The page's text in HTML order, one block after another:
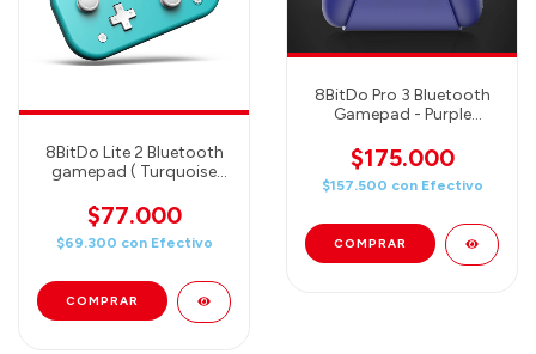
8BitDo Lite 2 Bluetooth
gamepad ( Turquoise
$77.000
$69.300 con Efectivo
8BitDo Pro 3 Bluetooth
Gamepad - Purple
$175.000
$157.500 con Efectivo